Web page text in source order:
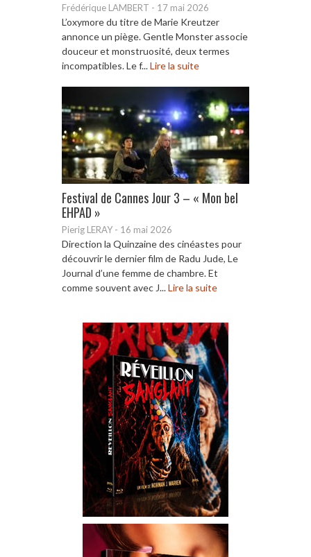
Frédérique LAMBERT - 17 mai 2026
L’oxymore du titre de Marie Kreutzer
annonce un piège. Gentle Monster associe
douceur et monstruosité, deux termes
incompatibles. Le f...Lire la suite
Festival de Cannes Jour 3 – « Mon bel
EHPAD »
Pierig LERAY - 16 mai 2026
Direction la Quinzaine des cinéastes pour
découvrir le dernier film de Radu Jude, Le
Journal d’une femme de chambre. Et
comme souvent avec J...Lire la suite